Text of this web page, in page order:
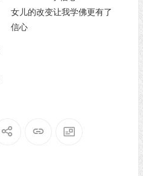
女儿的改变让我学佛更有了
信心